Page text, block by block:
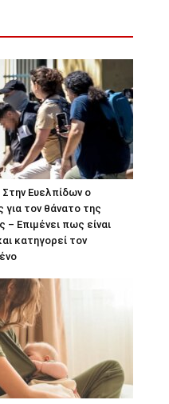
Ευελπίδων ο
για τον θάνατο της
– Επιμένει πως είναι
κατηγορεί τον